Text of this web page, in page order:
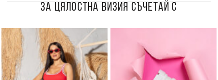
ЗА ЦЯЛОСТНА ВИЗИЯ СЪЧЕТАЙ С